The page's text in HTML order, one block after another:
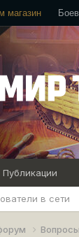
магазин
в сети
Публикации